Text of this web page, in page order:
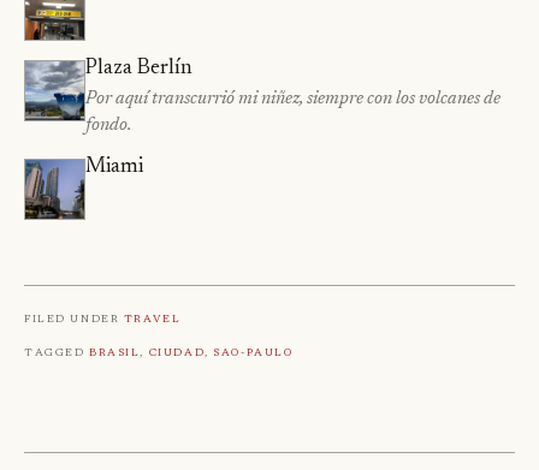
Plaza Berlín
Por aquí transcurrió mi niñez, siempre con los volcanes de
fondo.
Miami
Filed under Travel
TaggedBrasil, Ciudad, Sao-Paulo